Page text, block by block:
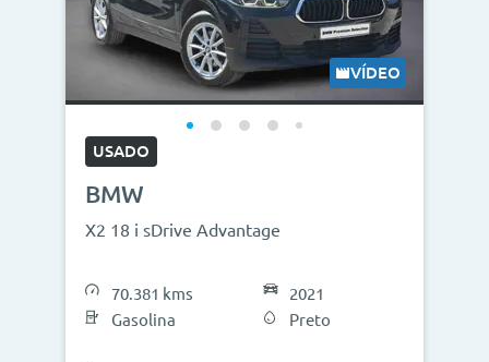
VÍDEO
USADO
BMW
X2 18 i sDrive Advantage
70.381 kms
Gasolina
2021
Preto